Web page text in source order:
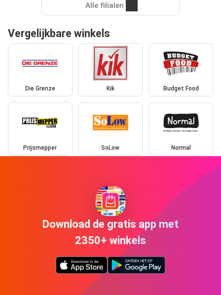
Alle filialen
Vergelijkbare winkels
Die Grenze Kik Budget Food
Prijsmepper SoLow Normal
Download de gratis app met
2350+ winkels